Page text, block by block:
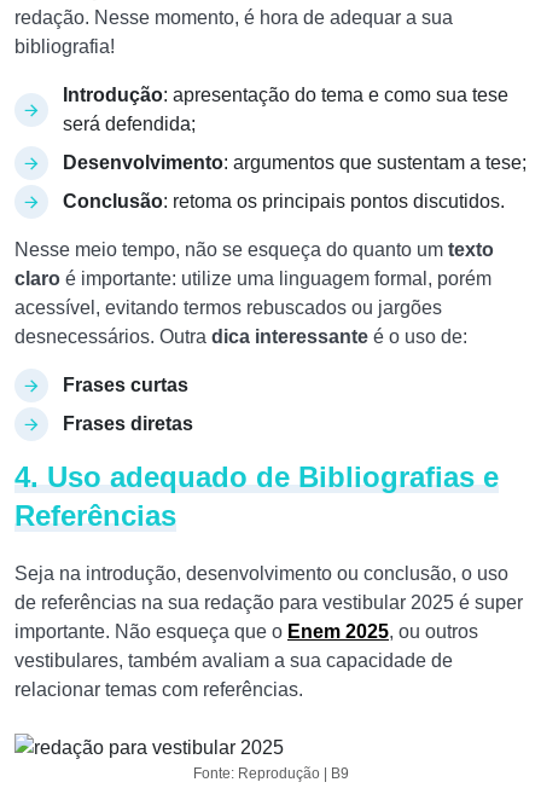
redação. Nesse momento, é hora de adequar a sua
bibliografia!
Introdução: apresentação do tema e como sua tese
será defendida;
Desenvolvimento: argumentos que sustentam a tese;
Conclusão: retoma os principais pontos discutidos.
Nesse meio tempo, não se esqueça do quanto um texto
claro é importante: utilize uma linguagem formal, porém
acessível, evitando termos rebuscados ou jargões
desnecessários. Outra dica interessante é o uso de:
Frases curtas
Frases diretas
4. Uso adequado de Bibliografias e
Referências
Seja na introdução, desenvolvimento ou conclusão, o uso
de referências na sua redação para vestibular 2025 é super
importante. Não esqueça que o Enem 2025, ou outros
vestibulares, também avaliam a sua capacidade de
relacionar temas com referências.
Fonte: Reprodução | B9